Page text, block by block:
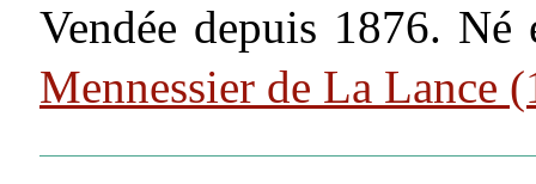
Vendée depuis 1876.
Mennessier de La Lance